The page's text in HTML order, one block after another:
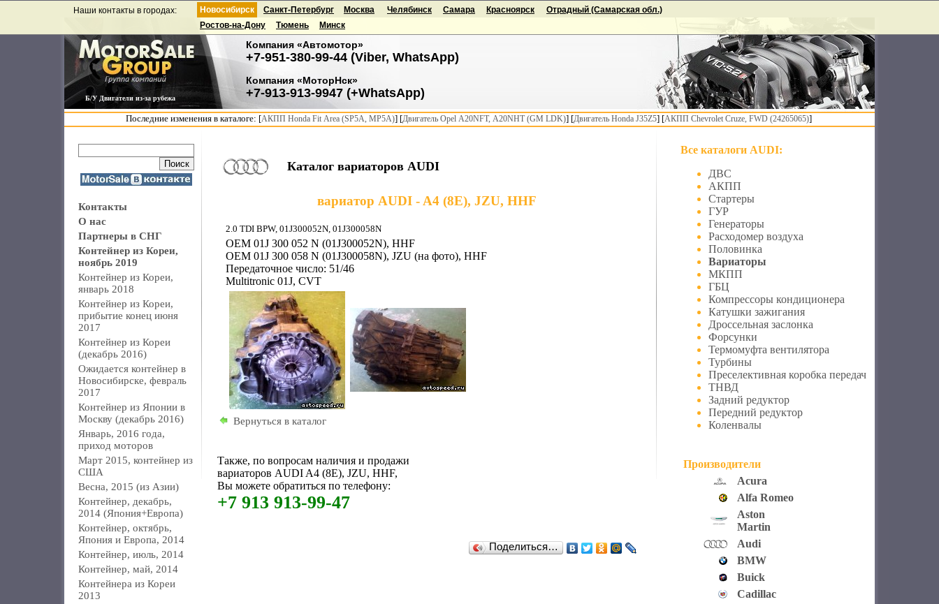
Б/У Двигатели из-за рубежа
Наши контакты в городах: Новосибирск
Компания «Автомотор»
+7-951-380-99-44 (Viber, WhatsApp)
Компания «МоторНск»
+7-913-913-9947 (+WhatsApp)
Санкт-Петербург Москва Челябинск Самара Красноярск
Отрадный (Самарская обл.)
Ростов-на-Дону
Тюмень Минск
Последние изменения в каталоге: [АКПП Honda Fit Area (SP5A, MP5A)] [Двигатель Opel A20NFT, A20NHT (GM LDK)] [Двигатель Honda J35Z5] [АКПП Chevrolet Cruze, FWD (24265065)]
Контакты
О нас
Партнеры в СНГ
Контейнер из Кореи,
ноябрь 2019
Контейнер из Кореи,
январь 2018
Контейнер из Кореи,
прибытие конец июня
2017
Контейнер из Кореи
(декабрь 2016)
Ожидается контейнер в
Новосибирске, февраль
2017
Контейнер из Японии в
Москву (декабрь 2016)
Январь, 2016 года,
приход моторов
Март 2015, контейнер из
США
Весна, 2015 (из Азии)
Контейнер, декабрь,
2014 (Япония+Европа)
Контейнер, октябрь,
Япония и Европа, 2014
Контейнер, июль, 2014
Контейнер, май, 2014
Контейнера из Кореи
2013
Каталог вариаторов AUDI
вариатор AUDI - A4 (8E), JZU, HHF
2.0 TDI BPW, 01J300052N, 01J300058N
OEM 01J 300 052 N (01J300052N), HHF
OEM 01J 300 058 N (01J300058N), JZU (на фото), HHF
Передаточное число: 51/46
Multitronic 01J, CVT
Вернуться в каталог
Также, по вопросам наличия и продажи
вариаторов AUDI A4 (8E), JZU, HHF,
Вы можете обратиться по телефону:
+7 913 913-99-47
Поделиться…
Все каталоги AUDI:
ДВС
АКПП
Стартеры
ГУР
Генераторы
Расходомер воздуха
Половинка
Вариаторы
МКПП
ГБЦ
Компрессоры кондиционера
Катушки зажигания
Дроссельная заслонка
Форсунки
Термомуфта вентилятора
Турбины
Преселективная коробка передач
ТНВД
Задний редуктор
Передний редуктор
Коленвалы
Производители
Acura
Alfa Romeo
Aston
Martin
Audi
BMW
Buick
Cadillac